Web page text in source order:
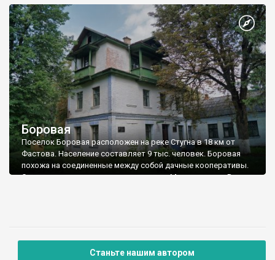
Боровая
Поселок Боровая расположен на реке Стугна в 18 км от
Фастова. Население составляет 9 тыс. человек. Боровая
похожа на соединенные между собой дачные кооперативы.
Совсем рядом находится агломерация Мотовиловки. В
Станьте нашим автором